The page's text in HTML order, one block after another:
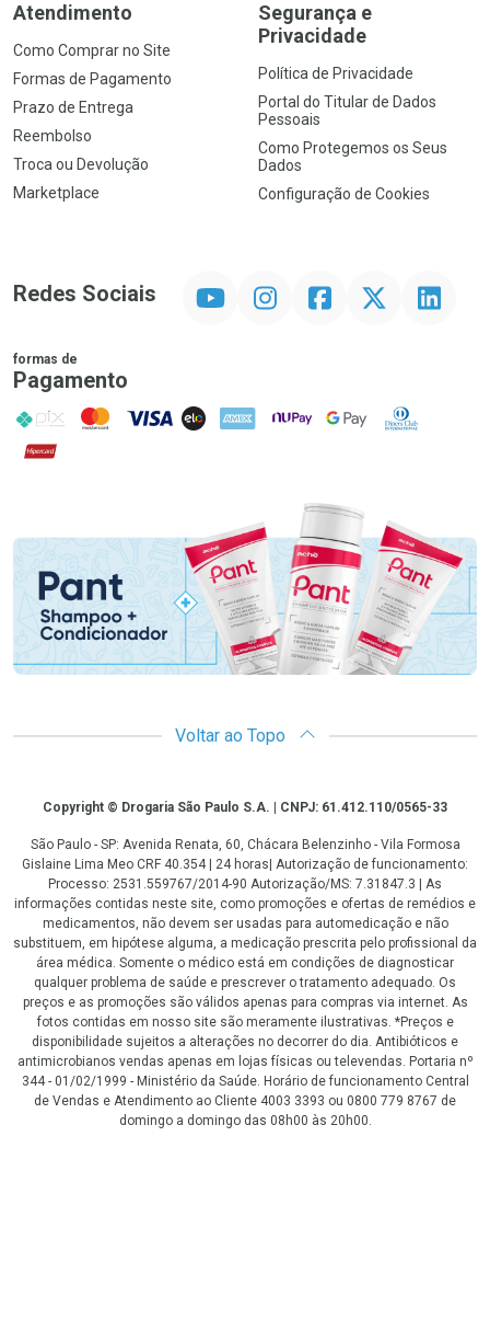
Atendimento
Como Comprar no Site
Formas de Pagamento
Prazo de Entrega
Reembolso
Troca ou Devolução
Marketplace
Segurança e
Privacidade
Política de Privacidade
Portal do Titular de Dados
Pessoais
Como Protegemos os Seus
Dados
Configuração de Cookies
Redes Sociais InstagramFacebookTwitter Linkedin
formas de
Pagamento
PIX MasterCard
VISA ELO AMEX NuPay Google PayDiners Club
Hipercard
Promoção em Destaque
Voltar ao Topo
CopyrightCopyright © Drogaria São Paulo S.A. | CNPJ: 61.412.110/0565-33
São Paulo - SP: Avenida Renata, 60, Chácara Belenzinho - Vila Formosa
Gislaine Lima Meo CRF 40.354 | 24 horas| Autorização de funcionamento:
Processo: 2531.559767/2014-90 Autorização/MS: 7.31847.3 | As
informações contidas neste site, como promoções e ofertas de remédios e
medicamentos, não devem ser usadas para automedicação e não
substituem, em hipótese alguma, a medicação prescrita pelo profissional da
área médica. Somente o médico está em condições de diagnosticar
qualquer problema de saúde e prescrever o tratamento adequado. Os
preços e as promoções são válidos apenas para compras via internet. As
fotos contidas em nosso site são meramente ilustrativas. *Preços e
disponibilidade sujeitos a alterações no decorrer do dia. Antibióticos e
antimicrobianos vendas apenas em lojas físicas ou televendas. Portaria nº
344 - 01/02/1999 - Ministério da Saúde. Horário de funcionamento Central
de Vendas e Atendimento ao Cliente 4003 3393 ou 0800 779 8767 de
domingo a domingo das 08h00 às 20h00.